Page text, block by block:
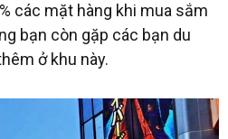
các mặt hàng khi mua sắm
bạn còn gặp các bạn du
ở khu này.